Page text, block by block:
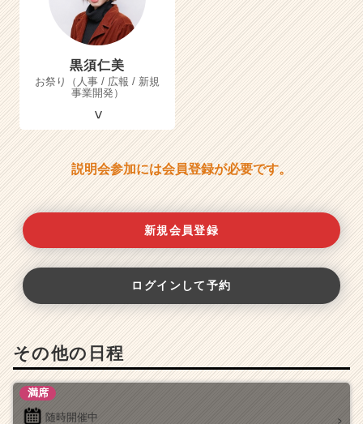
黒須仁美
お祭り（人事 / 広報 / 新規
事業開発）
説明会参加には会員登録が必要です。
新規会員登録
ログインして予約
その他の日程
随時開催中
満席